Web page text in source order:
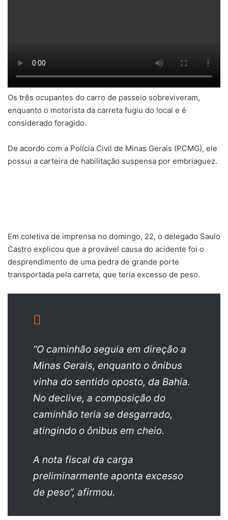
Os três ocupantes do carro de passeio sobreviveram,
enquanto o motorista da carreta fugiu do local e é
considerado foragido.
De acordo com a Polícia Civil de Minas Gerais (PCMG), ele
possui a carteira de habilitação suspensa por embriaguez.
Em coletiva de imprensa no domingo, 22, o delegado Saulo
Castro explicou que a provável causa do acidente foi o
desprendimento de uma pedra de grande porte
transportada pela carreta, que teria excesso de peso.
“O caminhão seguia em direção a
Minas Gerais, enquanto o ônibus
vinha do sentido oposto, da Bahia.
No declive, a composição do
caminhão teria se desgarrado,
atingindo o ônibus em cheio.
A nota fiscal da carga
preliminarmente aponta excesso
de peso”, afirmou.